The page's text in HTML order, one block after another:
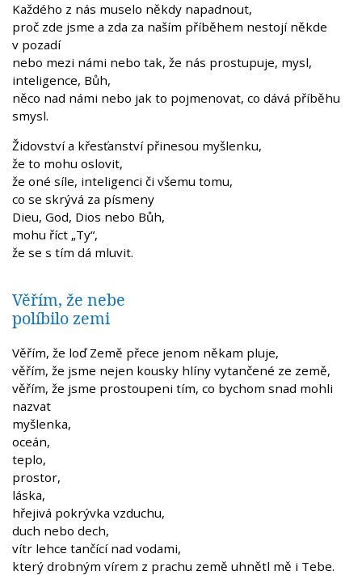
Každého z nás muselo někdy napadnout,
proč zde jsme a zda za naším příběhem nestojí někde
v pozadí
nebo mezi námi nebo tak, že nás prostupuje, mysl,
inteligence, Bůh,
něco nad námi nebo jak to pojmenovat, co dává příběhu
smysl.
Židovství a křesťanství přinesou myšlenku,
že to mohu oslovit,
že oné síle, inteligenci či všemu tomu,
co se skrývá za písmeny
Dieu, God, Dios nebo Bůh,
mohu říct „Ty“,
že se s tím dá mluvit.
Věřím, že nebe
políbilo zemi
Věřím, že loď Země přece jenom někam pluje,
věřím, že jsme nejen kousky hlíny vytančené ze země,
věřím, že jsme prostoupeni tím, co bychom snad mohli
nazvat
myšlenka,
oceán,
teplo,
prostor,
láska,
hřejivá pokrývka vzduchu,
duch nebo dech,
vítr lehce tančící nad vodami,
který drobným vírem z prachu země uhnětl mě i Tebe.